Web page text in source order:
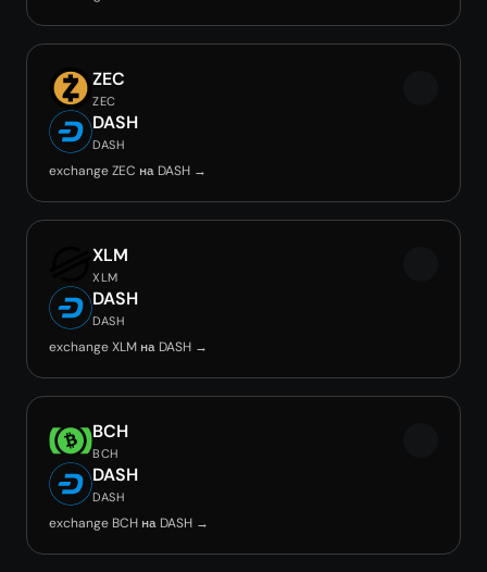
ZEC
ZEC
DASH
DASH
exchange ZEC на DASH →
XLM
XLM
DASH
DASH
exchange XLM на DASH →
BCH
BCH
DASH
DASH
exchange BCH на DASH →